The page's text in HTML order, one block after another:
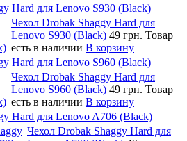
Hard для Lenovo S930 (Black)
Чехол Drobak Shaggy Hard для
Lenovo S930 (Black) 49 грн. Товар
есть в наличии В корзину
Hard для Lenovo S960 (Black)
Чехол Drobak Shaggy Hard для
Lenovo S960 (Black) 49 грн. Товар
есть в наличии В корзину
Hard для Lenovo A706 (Black)
Чехол Drobak Shaggy Hard для